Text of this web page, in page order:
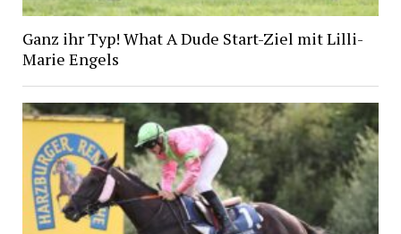
Ganz ihr Typ! What A Dude Start-Ziel mit Lilli-
Marie Engels